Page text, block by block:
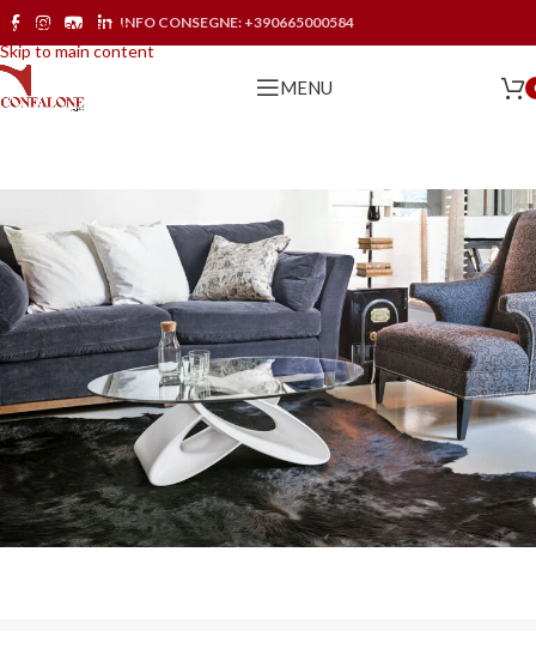
Skip to navigation
Skip to main content
INFO CONSEGNE: +390665000584
MENU